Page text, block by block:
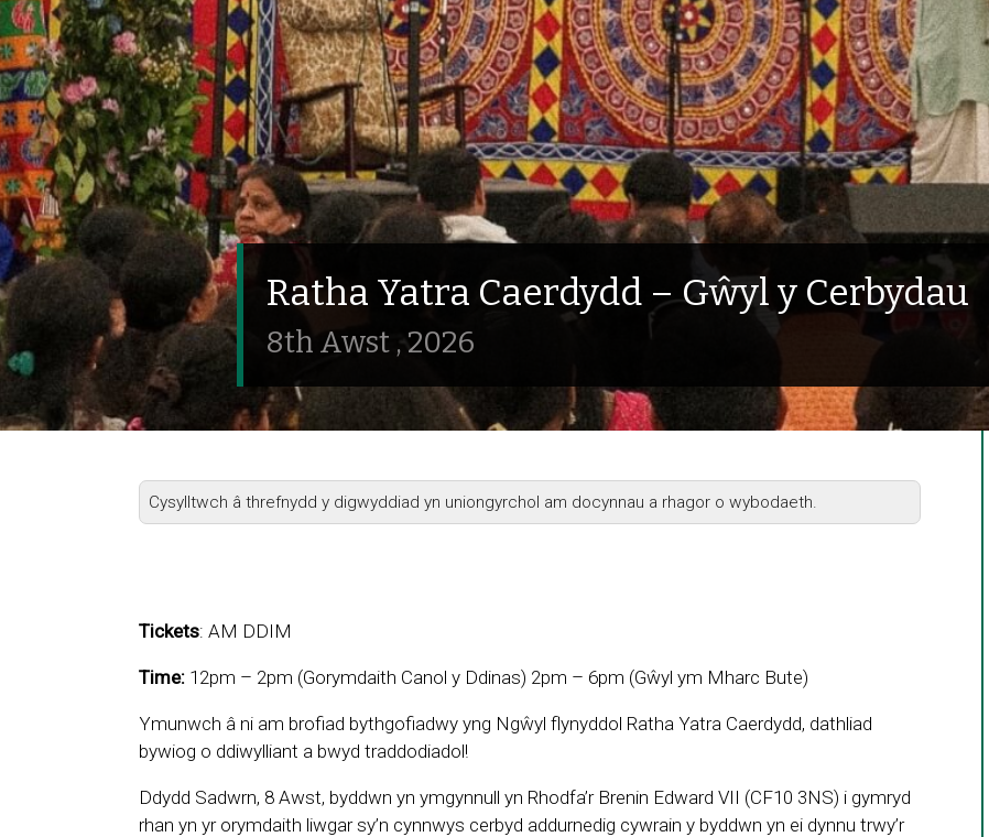
Ratha Yatra Caerdydd – Gŵyl y Cerbydau
8th Awst , 2026
Cysylltwch â threfnydd y digwyddiad yn uniongyrchol am docynnau a rhagor o wybodaeth.
Tickets: AM DDIM
Time: 12pm – 2pm (Gorymdaith Canol y Ddinas) 2pm – 6pm (Gŵyl ym Mharc Bute)
Ymunwch â ni am brofiad bythgofiadwy yng Ngŵyl flynyddol Ratha Yatra Caerdydd, dathliad
bywiog o ddiwylliant a bwyd traddodiadol!
Ddydd Sadwrn, 8 Awst, byddwn yn ymgynnull yn Rhodfa’r Brenin Edward VII (CF10 3NS) i gymryd
rhan yn yr orymdaith liwgar sy’n cynnwys cerbyd addurnedig cywrain y byddwn yn ei dynnu trwy’r